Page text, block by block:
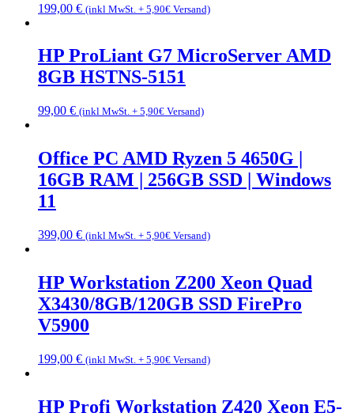
199,00 € (inkl MwSt. + 5,90€ Versand)
HP ProLiant G7 MicroServer AMD
8GB HSTNS-5151
99,00 € (inkl MwSt. + 5,90€ Versand)
Office PC AMD Ryzen 5 4650G |
16GB RAM | 256GB SSD | Windows
11
399,00 € (inkl MwSt. + 5,90€ Versand)
HP Workstation Z200 Xeon Quad
X3430/8GB/120GB SSD FirePro
V5900
199,00 € (inkl MwSt. + 5,90€ Versand)
HP Profi Workstation Z420 Xeon E5-